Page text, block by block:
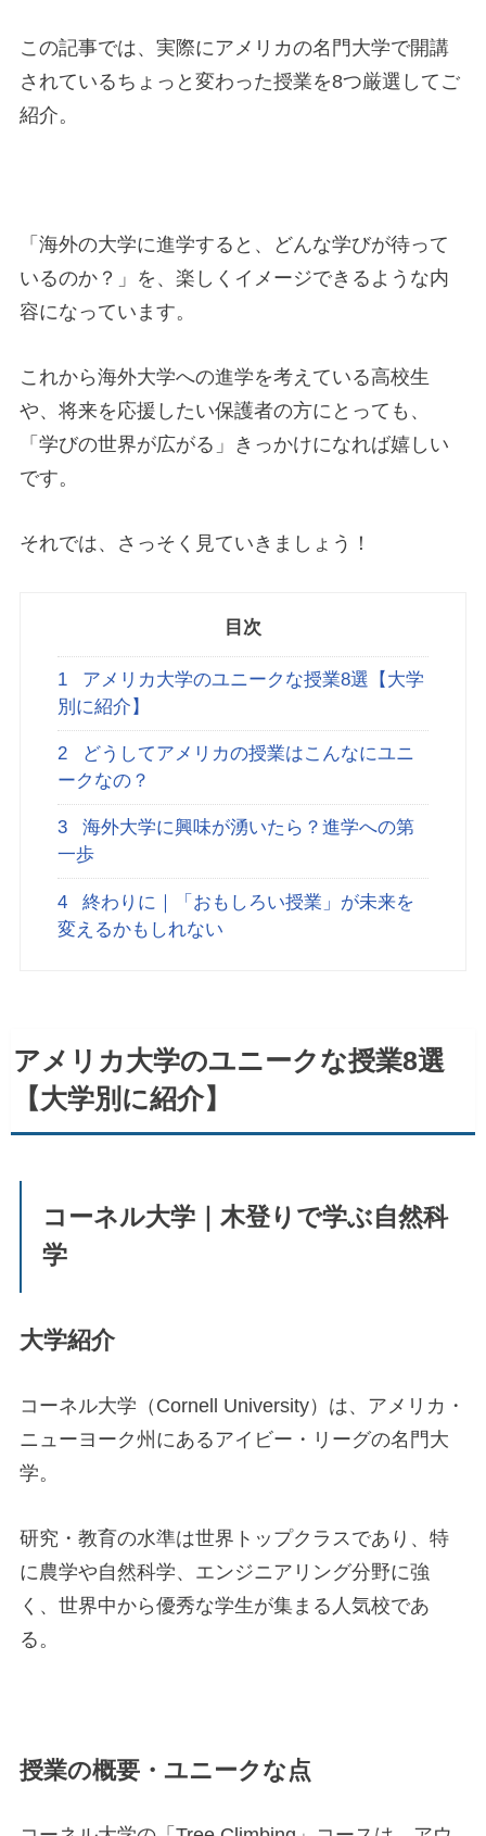
この記事では、実際にアメリカの名門大学で開講
されているちょっと変わった授業を8つ厳選してご
紹介。
「海外の大学に進学すると、どんな学びが待って
いるのか？」を、楽しくイメージできるような内
容になっています。
これから海外大学への進学を考えている高校生
や、将来を応援したい保護者の方にとっても、
「学びの世界が広がる」きっかけになれば嬉しい
です。
それでは、さっそく見ていきましょう！
目次
1
アメリカ大学のユニークな授業8選【大学
別に紹介】
2
どうしてアメリカの授業はこんなにユニ
ークなの？
3
海外大学に興味が湧いたら？進学への第
一歩
4
終わりに｜「おもしろい授業」が未来を
変えるかもしれない
アメリカ大学のユニークな授業8選
【大学別に紹介】
コーネル大学｜木登りで学ぶ自然科
学
大学紹介
コーネル大学（Cornell University）は、アメリカ・
ニューヨーク州にあるアイビー・リーグの名門大
学。
研究・教育の水準は世界トップクラスであり、特
に農学や自然科学、エンジニアリング分野に強
く、世界中から優秀な学生が集まる人気校であ
る。
授業の概要・ユニークな点